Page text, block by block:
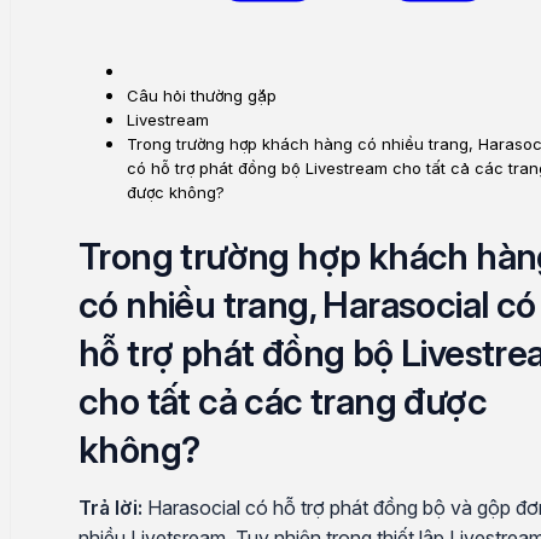
Câu hỏi thường gặp
Livestream
Trong trường hợp khách hàng có nhiều trang,
có hỗ trợ phát đồng bộ Livestream cho tất cả các
được không?
Trong trường hợp khách
có nhiều trang, Harasocial có
hỗ trợ phát đồng bộ
cho tất cả các trang được
không?
Trả lời: Harasocial có hỗ trợ phát đồng bộ và gộp